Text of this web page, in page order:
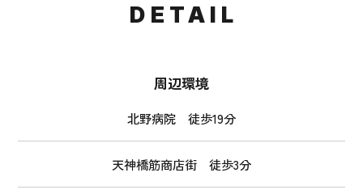
DETAIL
周辺環境
北野病院 徒歩19分
天神橋筋商店街 徒歩3分